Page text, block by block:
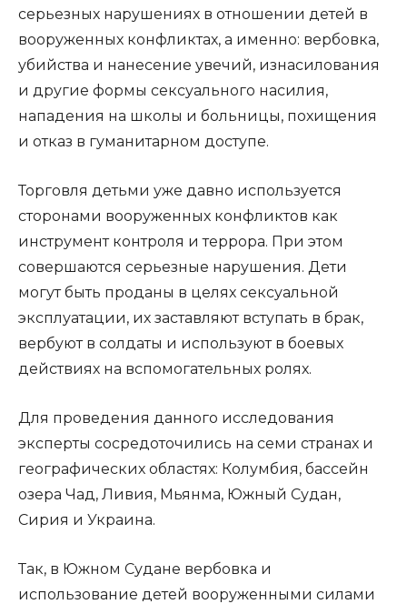
серьезных нарушениях в отношении детей в
вооруженных конфликтах, а именно: вербовка,
убийства и нанесение увечий, изнасилования
и другие формы сексуального насилия,
нападения на школы и больницы, похищения
и отказ в гуманитарном доступе.
Торговля детьми уже давно используется
сторонами вооруженных конфликтов как
инструмент контроля и террора. При этом
совершаются серьезные нарушения. Дети
могут быть проданы в целях сексуальной
эксплуатации, их заставляют вступать в брак,
вербуют в солдаты и используют в боевых
действиях на вспомогательных ролях.
Для проведения данного исследования
эксперты сосредоточились на семи странах и
географических областях: Колумбия, бассейн
озера Чад, Ливия, Мьянма, Южный Судан,
Сирия и Украина.
Так, в Южном Судане вербовка и
использование детей вооруженными силами